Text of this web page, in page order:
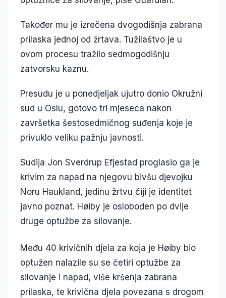
Također mu je izrečena dvogodišnja zabrana
prilaska jednoj od žrtava. Tužilaštvo je u
ovom procesu tražilo sedmogodišnju
zatvorsku kaznu.
Presudu je u ponedjeljak ujutro donio Okružni
sud u Oslu, gotovo tri mjeseca nakon
završetka šestosedmičnog suđenja koje je
privuklo veliku pažnju javnosti.
Sudija Jon Sverdrup Efjestad proglasio ga je
krivim za napad na njegovu bivšu djevojku
Noru Haukland, jedinu žrtvu čiji je identitet
javno poznat. Høiby je oslobođen po dvije
druge optužbe za silovanje.
Među 40 krivičnih djela za koja je Høiby bio
optužen nalazile su se četiri optužbe za
silovanje i napad, više kršenja zabrana
prilaska, te krivična djela povezana s drogom